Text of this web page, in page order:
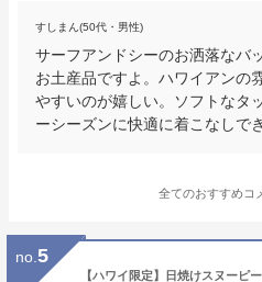
すしまん(50代・男性)
サーフアンドシーのお洒落なバ
お土産品ですよ。ハワイアンの
やすいのが嬉しい。ソフトなタ
ーシーズンに快適に着こなしで
全てのおすすめコ
no. 5